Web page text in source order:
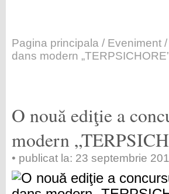
Pagina principala / Eveniment
dans modern
O nouă ediţie a
modern
• publicat la: 23 septembrie